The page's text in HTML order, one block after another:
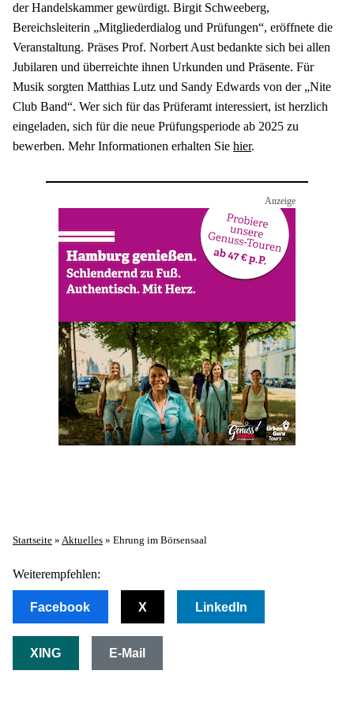
der Handelskammer gewürdigt. Birgit Schweeberg,
Bereichsleiterin „Mitgliederdialog und Prüfungen“, eröffnete die
Veranstaltung. Präses Prof. Norbert Aust bedankte sich bei allen
Jubilaren und überreichte ihnen Urkunden und Präsente. Für
Musik sorgten Matthias Lutz und Sandy Edwards von der „Nite
Club Band“. Wer sich für das Prüferamt interessiert, ist herzlich
eingeladen, sich für die neue Prüfungsperiode ab 2025 zu
bewerben. Mehr Informationen erhalten Sie hier.
Startseite » Aktuelles » Ehrung im Börsensaal
Weiterempfehlen:
Facebook X LinkedIn
XING E-Mail